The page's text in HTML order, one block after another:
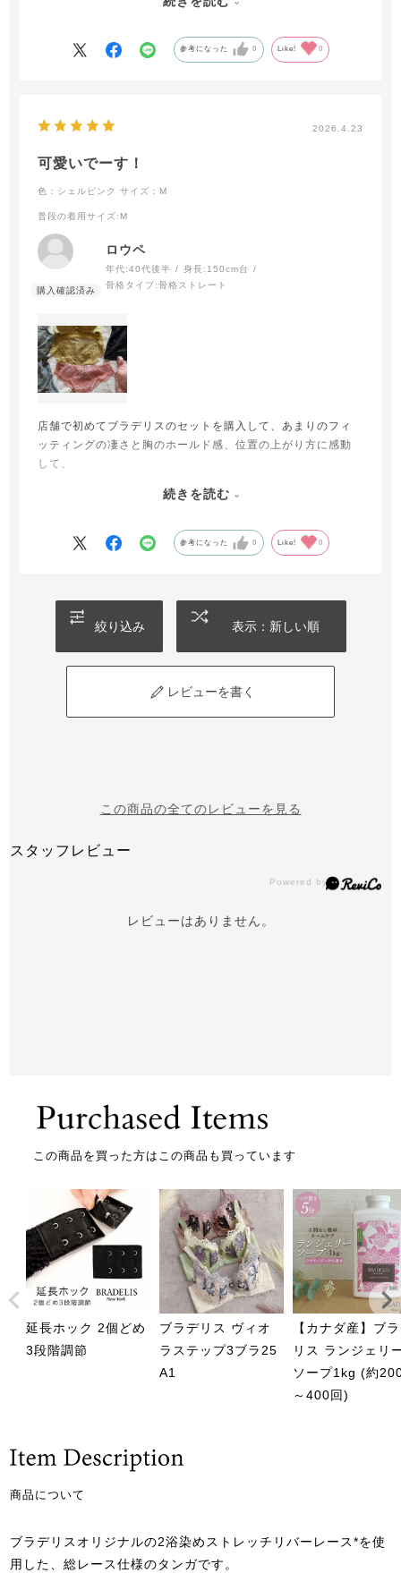
私の写真だとわかりにくいですが、商品写真のとおりレース
参考になった 0 Like! 0
2026.4.23
可愛いでーす！
色：シェルピンク サイズ：M
普段の着用サイズ :M
ロウペ
年代:40代後半 身長: 150cm台
骨格タイプ:骨格ストレート
店舗で初めてブラデリスのセットを購入して、あまりのフィ
ッティングの凄さと胸のホールド感、位置の上がり方に感動
して、
ました！
普段はサルートを愛用していますが、病気で体重と胸がサイ
続きを読む
参考になった 0 Like! 0
絞り込み 表示：新しい順
レビューを書く
この商品の全てのレビューを見る
スタッフレビュー
レビューはありません。
この商品を買った方はこの商品も買っています
延長ホック 2個どめ
3段階調節
ブラデリス ヴィオ
ラステップ3ブラ25
A1
【カナダ産】ブ
リス ランジェリ
ソープ1kg (約
～400回)
商品について
ブラデリスオリジナルの2浴染めストレッチリバーレース*を使
用した、総レース仕様のタンガです。